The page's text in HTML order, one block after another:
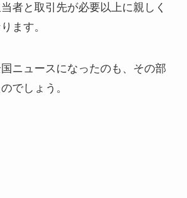
者と取引先が必要以上に親しく
ます。
ニュースになったのも、その部
でしょう。